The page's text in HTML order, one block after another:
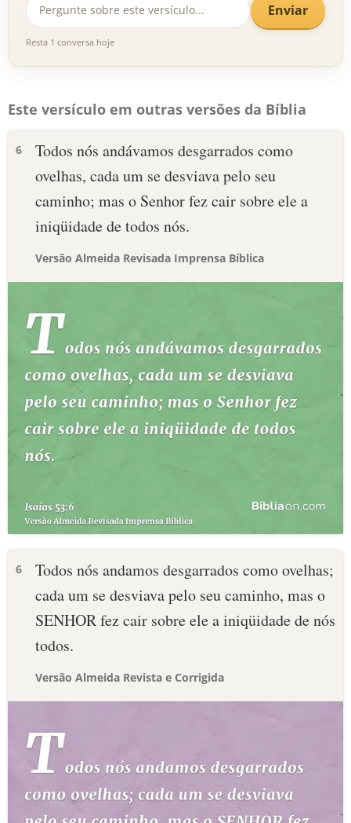
Enviar
Resta 1 conversa hoje
Este versículo em outras versões da Bíblia
6
Todos nós andávamos desgarrados como
ovelhas, cada um se desviava pelo seu
caminho; mas o Senhor fez cair sobre ele a
iniqüidade de todos nós.
Versão Almeida Revisada Imprensa Bíblica
6
Todos nós andamos desgarrados como ovelhas;
cada um se desviava pelo seu caminho, mas o
SENHOR fez cair sobre ele a iniqüidade de nós
todos.
Versão Almeida Revista e Corrigida